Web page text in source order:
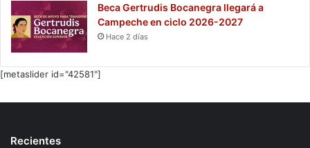
Beca Gertrudis Bocanegra llegará a
Campeche en ciclo 2026-2027
Hace 2 días
[metaslider id="42581"]
Recientes